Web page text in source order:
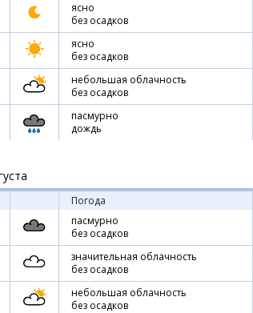
ясно
без осадков
ясно
без осадков
небольшая облачность
без осадков
пасмурно
дождь
Погода
пасмурно
без осадков
значительная облачность
без осадков
небольшая облачность
без осадков